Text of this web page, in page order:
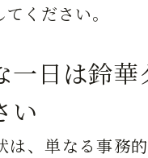
ください。
一日は鈴華
い
は、単なる事務